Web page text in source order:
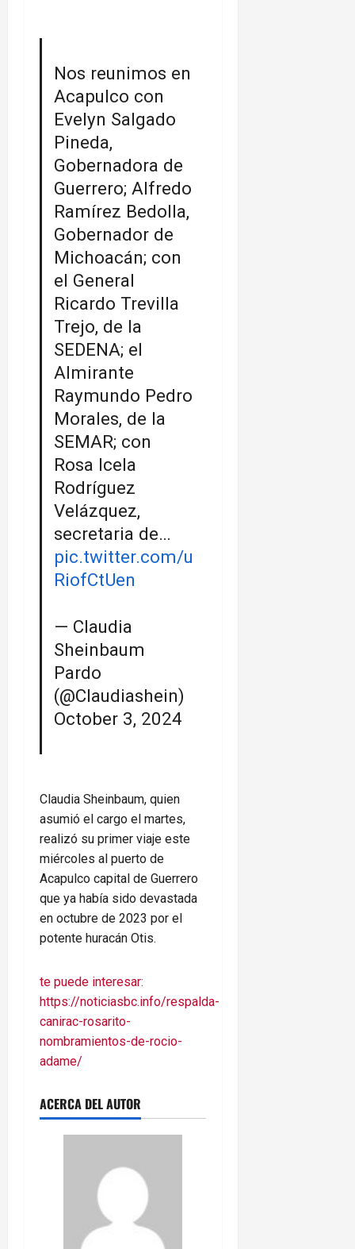
Nos reunimos en
Acapulco con
Evelyn Salgado
Pineda,
Gobernadora de
Guerrero; Alfredo
Ramírez Bedolla,
Gobernador de
Michoacán; con
el General
Ricardo Trevilla
Trejo, de la
SEDENA; el
Almirante
Raymundo Pedro
Morales, de la
SEMAR; con
Rosa Icela
Rodríguez
Velázquez,
secretaria de…
pic.twitter.com/u
RiofCtUen
— Claudia
Sheinbaum
Pardo
(@Claudiashein)
October 3, 2024
Claudia Sheinbaum, quien
asumió el cargo el martes,
realizó su primer viaje este
miércoles al puerto de
Acapulco capital de Guerrero
que ya había sido devastada
en octubre de 2023 por el
potente huracán Otis.
te puede interesar:
https://noticiasbc.info/respalda-
canirac-rosarito-
nombramientos-de-rocio-
adame/
ACERCA DEL AUTOR